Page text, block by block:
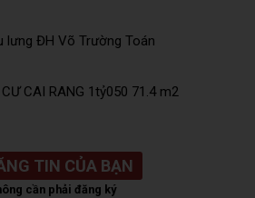
lưng ĐH Võ Trường Toán
CAI RANG 1tỷ050 71.4 m2
TIN CỦA BẠN
cần phải đăng ký